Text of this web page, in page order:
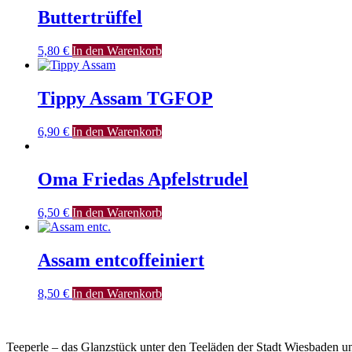
Buttertrüffel
5,80 € In den Warenkorb
Tippy Assam TGFOP
6,90 € In den Warenkorb
Oma Friedas Apfelstrudel
6,50 € In den Warenkorb
Assam entcoffeiniert
8,50 € In den Warenkorb
Teeperle – das Glanzstück unter den Teeläden der Stadt Wiesbaden